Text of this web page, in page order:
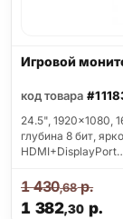
Игровой
код товара
24.5", 1920x1080,
глубина 8 бит,
1 382,30 р.
1 430,68р.